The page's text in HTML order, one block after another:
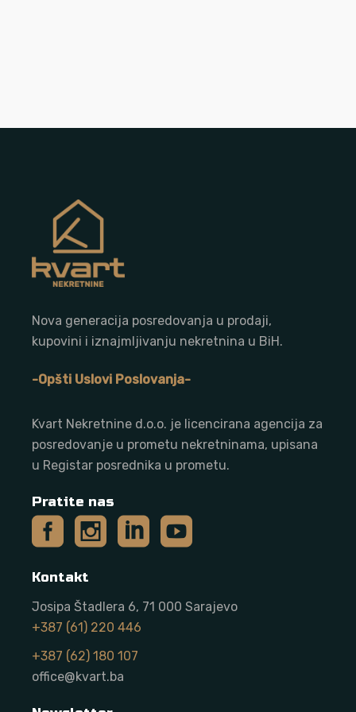
Nova generacija posredovanja u prodaji,
kupovini i iznajmljivanju nekretnina u BiH.
-Opšti Uslovi Poslovanja-
Kvart Nekretnine d.o.o. je licencirana agencija za
posredovanje u prometu nekretninama, upisana
u Registar posrednika u prometu.
Pratite nas
Kontakt
Josipa Štadlera 6, 71 000 Sarajevo
+387 (61) 220 446
+387 (62) 180 107
office@kvart.ba